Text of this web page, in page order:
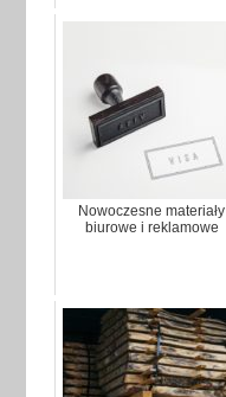
Nowoczesne materiały
biurowe i reklamowe